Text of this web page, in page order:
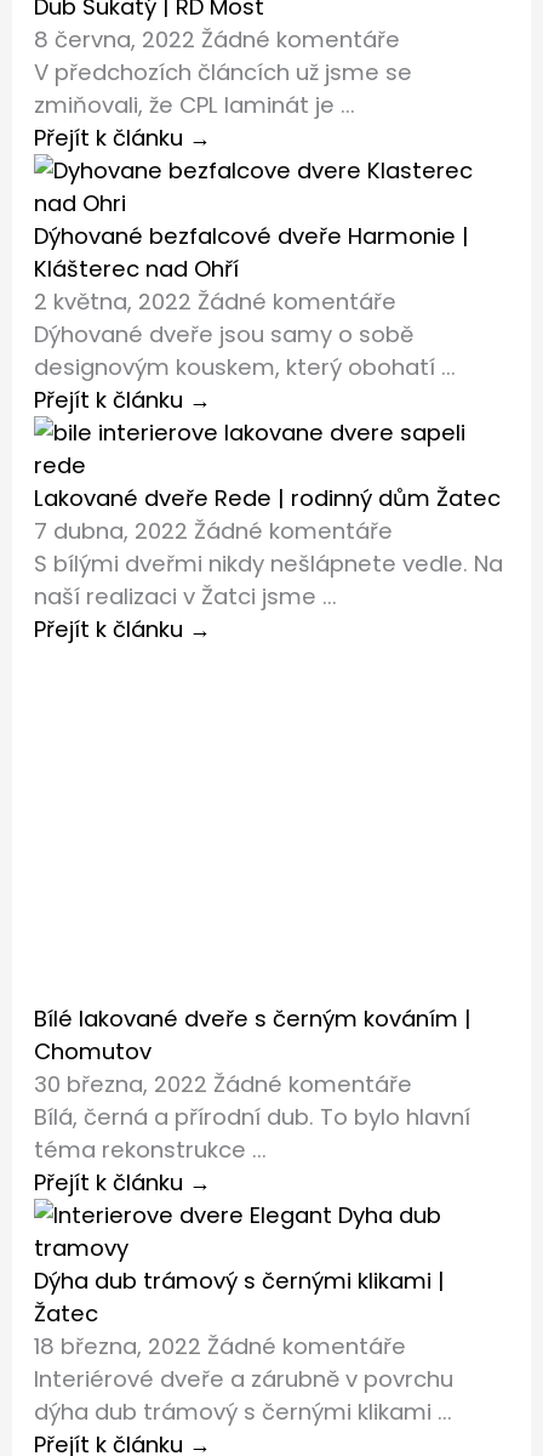
Dub Sukatý | RD Most
8 června, 2022 Žádné komentáře
V předchozích článcích už jsme se
zmiňovali, že CPL laminát je ...
Přejít k článku →
Dýhované bezfalcové dveře Harmonie |
Klášterec nad Ohří
2 května, 2022 Žádné komentáře
Dýhované dveře jsou samy o sobě
designovým kouskem, který obohatí ...
Přejít k článku →
Lakované dveře Rede | rodinný dům Žatec
7 dubna, 2022 Žádné komentáře
S bílými dveřmi nikdy nešlápnete vedle. Na
naší realizaci v Žatci jsme ...
Přejít k článku →
Bílé lakované dveře s černým kováním |
Chomutov
30 března, 2022 Žádné komentáře
Bílá, černá a přírodní dub. To bylo hlavní
téma rekonstrukce ...
Přejít k článku →
Dýha dub trámový s černými klikami |
Žatec
18 března, 2022 Žádné komentáře
Interiérové dveře a zárubně v povrchu
dýha dub trámový s černými klikami ...
Přejít k článku →